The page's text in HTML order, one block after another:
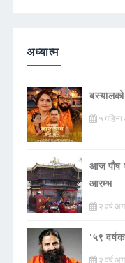
अध्यात्म
बस्यालको
५ महिना
आज पौष
आरम्भ
२ वर्ष
‘५९
२ वर्ष